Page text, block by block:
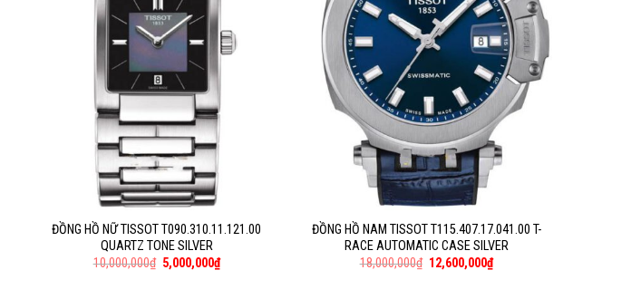
ĐỒNG HỒ NỮ TISSOT T090.310.11.121.00
QUARTZ TONE SILVER
10,000,000₫ 5,000,000₫
ĐỒNG HỒ NAM TISSOT T115.407.17.041.00 T-
RACE AUTOMATIC CASE SILVER
18,000,000₫ 12,600,000₫